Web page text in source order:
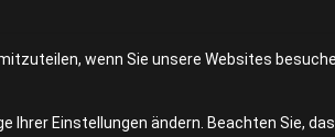
wenn Sie unsere Websites
Einstellungen ändern. Beachten Sie,